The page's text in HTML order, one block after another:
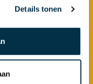
Details tonen